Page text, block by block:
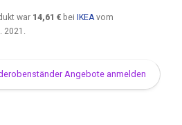
war 14,61 € bei IKEA vom
2021
Angebote anmelden